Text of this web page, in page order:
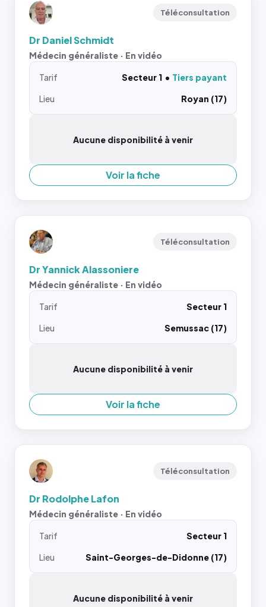
Téléconsultation
Dr Daniel Schmidt
Médecin généraliste · En vidéo
Tarif Secteur 1
Tiers payant
Lieu
Royan (17)
Aucune disponibilité à venir
Voir la fiche
Téléconsultation
Dr Yannick Alassoniere
Médecin généraliste · En vidéo
Tarif
Secteur 1
Lieu
Semussac (17)
Aucune disponibilité à venir
Voir la fiche
Téléconsultation
Dr Rodolphe Lafon
Médecin généraliste · En vidéo
Tarif
Secteur 1
Lieu
Saint-Georges-de-Didonne (17)
Aucune disponibilité à venir